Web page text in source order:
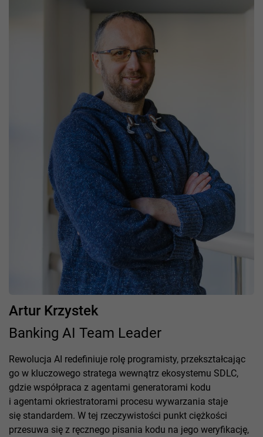
Artur Krzystek
Banking AI Team Leader
Rewolucja AI redefiniuje rolę programisty, przekształcając
go w kluczowego stratega wewnątrz ekosystemu SDLC,
gdzie współpraca z agentami generatorami kodu
i agentami okriestratorami procesu wywarzania staje
się standardem. W tej rzeczywistości punkt ciężkości
przesuwa się z ręcznego pisania kodu na jego weryfikację,